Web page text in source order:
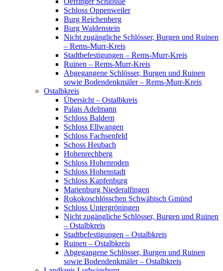
Schloss Oppenweiler
Burg Reichenberg
Burg Waldenstein
Nicht zugängliche Schlösser, Burgen und Ruinen
– Rems-Murr-Kreis
Stadtbefestigungen – Rems-Murr-Kreis
Ruinen – Rems-Murr-Kreis
Abgegangene Schlösser, Burgen und Ruinen
sowie Bodendenkmäler – Rems-Murr-Kreis
Ostalbkreis
Übersicht – Ostalbkreis
Palais Adelmann
Schloss Baldern
Schloss Ellwangen
Schloss Fachsenfeld
Schoss Heubach
Hohenrechberg
Schloss Hohenroden
Schloss Hohenstadt
Schloss Kapfenburg
Marienburg Niederalfingen
Rokokoschlösschen Schwäbisch Gmünd
Schloss Untergröningen
Nicht zugängliche Schlösser, Burgen und Ruinen
– Ostalbkreis
Stadtbefestigungen – Ostalbkreis
Ruinen – Ostalbkreis
Abgegangene Schlösser, Burgen und Ruinen
sowie Bodendenkmäler – Ostalbkreis